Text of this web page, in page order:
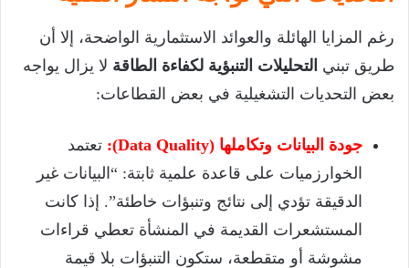
رغم المزايا الهائلة والعوائد الاستثمارية الواضحة، إلا أن
طريق تبني التحليلات التنبؤية لكفاءة الطاقة لا يزال يواجه
بعض التحديات التشغيلية في بعض القطاعات:
جودة البيانات وتكاملها (Data Quality):
تعتمد
الخوارزميات على قاعدة علمية ثابتة: “البيانات غير
الدقيقة تؤدي إلى نتائج وتنبؤات خاطئة”. إذا كانت
المستشعرات القديمة في المنشأة تعطي قراءات
مشوشة أو متقطعة، ستكون التنبؤات بلا قيمة